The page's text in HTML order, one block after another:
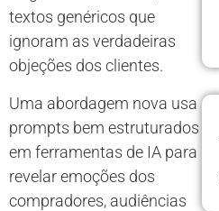
textos genéricos que
ignoram as verdadeiras
objeções dos clientes.
Uma abordagem nova usa
prompts bem estruturados
em ferramentas de IA para
revelar emoções dos
compradores, audiências